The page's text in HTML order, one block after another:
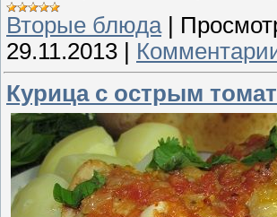
Вторые блюда |
29.11.2013 |
Курица с острым